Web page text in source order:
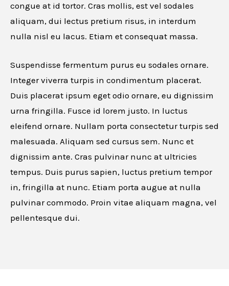
congue at id tortor. Cras mollis, est vel sodales
aliquam, dui lectus pretium risus, in interdum
nulla nisl eu lacus. Etiam et consequat massa.
Suspendisse fermentum purus eu sodales ornare.
Integer viverra turpis in condimentum placerat.
Duis placerat ipsum eget odio ornare, eu dignissim
urna fringilla. Fusce id lorem justo. In luctus
eleifend ornare. Nullam porta consectetur turpis sed
malesuada. Aliquam sed cursus sem. Nunc et
dignissim ante. Cras pulvinar nunc at ultricies
tempus. Duis purus sapien, luctus pretium tempor
in, fringilla at nunc. Etiam porta augue at nulla
pulvinar commodo. Proin vitae aliquam magna, vel
pellentesque dui.